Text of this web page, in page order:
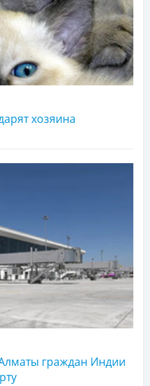
хозяина
граждан Индии